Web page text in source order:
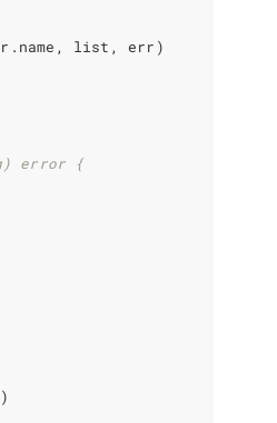
r . name , list , err )
		func (r *Reflector) syncWith(items []runtime.Object, resourceVersion string) error {
)